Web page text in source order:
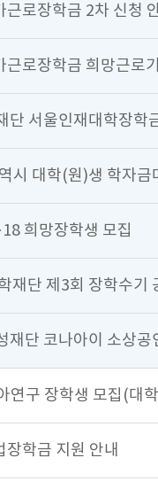
로장학금 2차 신청
로장학금 희망근로
단 서울인재대학장학
시 대학(원)생 학자
희망장학생 모집
재단 제3회 장학수기
재단 코나아이 소상공
연구 장학생 모집(대
학금 지원 안내